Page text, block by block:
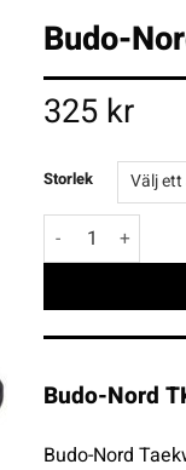
Budo-
325 kr
Storlek
Budo-Nord TKD
Budo-Nord
Budo-Nord